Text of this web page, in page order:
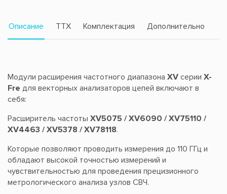
Описание TTX Комплектация Дополнительно
Модули расширения частотного диапазона XV серии X-
Fre для векторных анализаторов цепей включают в
себя:
Расширитель частоты XV5075 / XV6090 / XV75110 /
XV4463 / XV5378 / XV78118.
Которые позволяют проводить измерения до 110 ГГц и
обладают высокой точностью измерений и
чувствительностью для проведения прецизионного
метрологического анализа узлов СВЧ.